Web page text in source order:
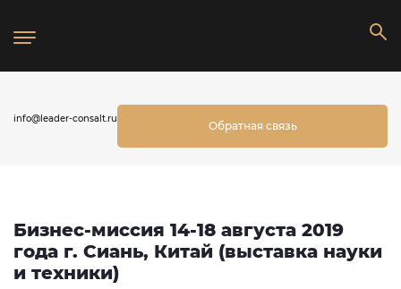
info@leader-consalt.ru
Обратная связь
Бизнес-миссия 14-18 августа 2019
года г. Сиань, Китай (выставка науки
и техники)